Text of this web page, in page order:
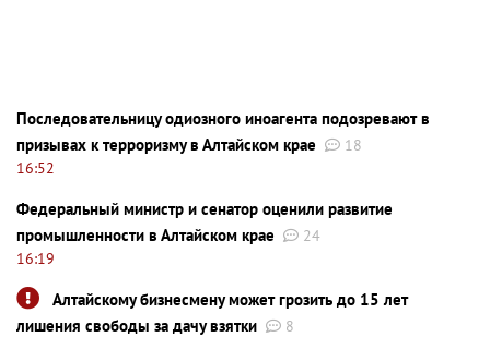
Последовательницу одиозного иноагента подозревают в
призывах к терроризму в Алтайском крае
18
16:52
Федеральный министр и сенатор оценили развитие
промышленности в Алтайском крае
24
16:19
Алтайскому бизнесмену может грозить до 15 лет
лишения свободы за дачу взятки
8